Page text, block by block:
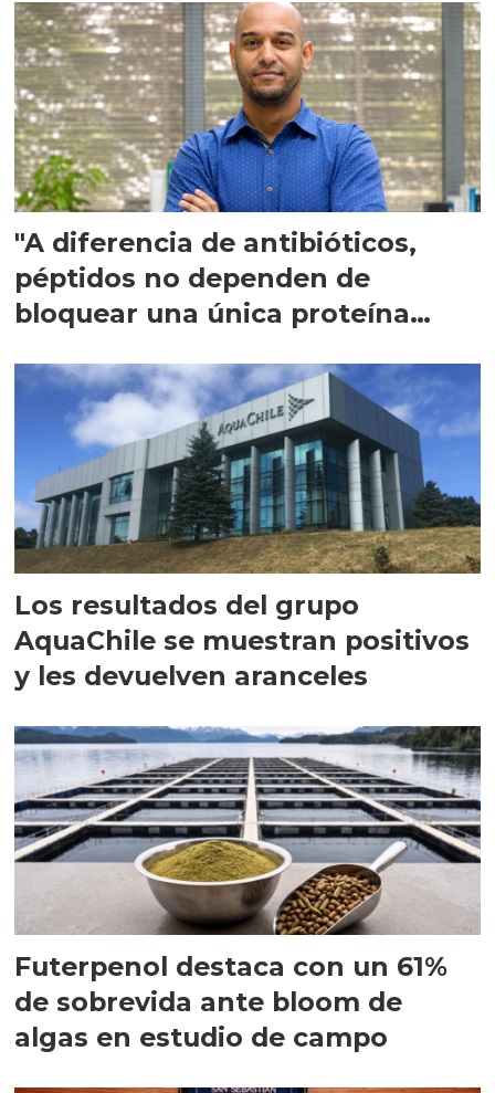
"A diferencia de antibióticos,
péptidos no dependen de
bloquear una única proteína
Los resultados del grupo
AquaChile se muestran positivos
y les devuelven aranceles
Futerpenol destaca con un 61%
de sobrevida ante bloom de
algas en estudio de campo